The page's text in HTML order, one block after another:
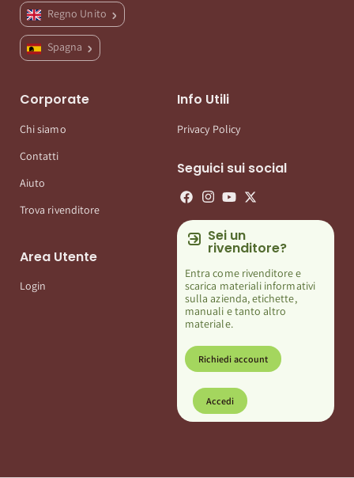
Regno Unito
Spagna
Corporate
Chi siamo
Contatti
Aiuto
Trova rivenditore
Area Utente
Login
Info Utili
Privacy Policy
Seguici sui social
Sei un
rivenditore?
Entra come rivenditore e
scarica materiali informativi
sulla azienda, etichette,
manuali e tanto altro
materiale.
Richiedi account
Accedi